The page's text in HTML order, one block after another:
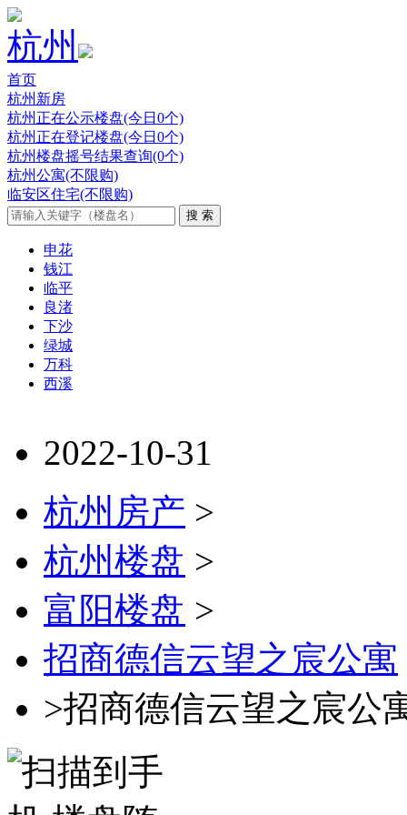
杭州
首页
杭州新房
杭州正在公示楼盘(今日0个)
杭州正在登记楼盘(今日0个)
杭州楼盘摇号结果查询(0个)
杭州公寓(不限购)
临安区住宅(不限购)
申花
钱江
临平
良渚
下沙
绿城
万科
西溪
2022-10-31
杭州房产 >
杭州楼盘 >
富阳楼盘 >
招商德信云望之宸公寓
>招商德信云望之宸公